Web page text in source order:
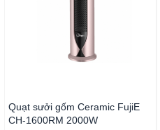
Quạt sưởi gốm Ceramic FujiE
CH-1600RM 2000W